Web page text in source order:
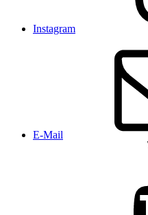
Instagram
E-Mail